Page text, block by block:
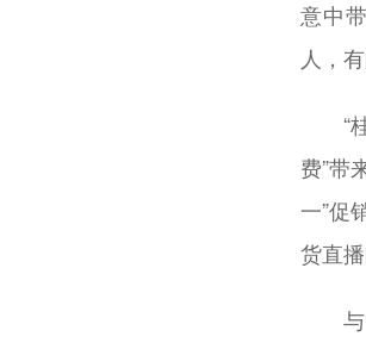
意中
人，
“桂
费”带
一”促
货直